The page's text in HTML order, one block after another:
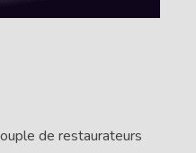
de restaurateurs